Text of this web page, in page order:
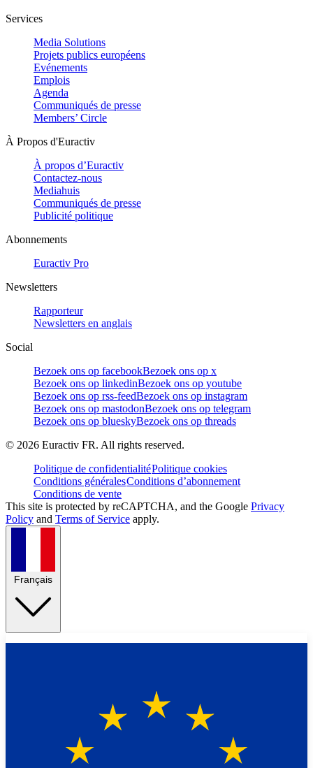
Services
Media Solutions
Projets publics européens
Evénements
Emplois
Agenda
Communiqués de presse
Members’ Circle
À Propos d'Euractiv
À propos d’Euractiv
Contactez-nous
Mediahuis
Communiqués de presse
Publicité politique
Abonnements
Euractiv Pro
Newsletters
Rapporteur
Newsletters en anglais
Social
Bezoek ons op facebookBezoek ons op x
Bezoek ons op linkedinBezoek ons op youtube
Bezoek ons op rss-feedBezoek ons op instagram
Bezoek ons op mastodonBezoek ons op telegram
Bezoek ons op blueskyBezoek ons op threads
© 2026 Euractiv FR. All rights reserved.
Politique de confidentialitéPolitique cookies
Conditions généralesConditions d’abonnement
Conditions de vente
This site is protected by reCAPTCHA, and the Google Privacy
Policy and Terms of Service apply.
Français